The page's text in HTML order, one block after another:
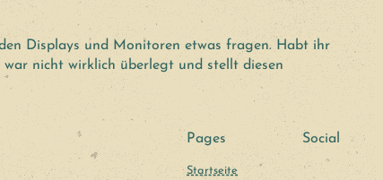
Displays und Monitoren etwas fragen. Habt ihr
nicht wirklich überlegt und stellt diesen
Pages
Startseite
Social